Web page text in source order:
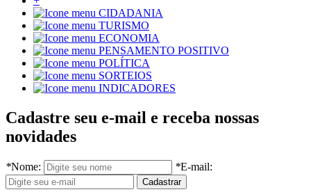
CIDADANIA
TURISMO
ECONOMIA
PENSAMENTO POSITIVO
POLÍTICA
SORTEIOS
INDICADORES
Cadastre seu e-mail e receba nossas
novidades
*Nome: *E-mail: